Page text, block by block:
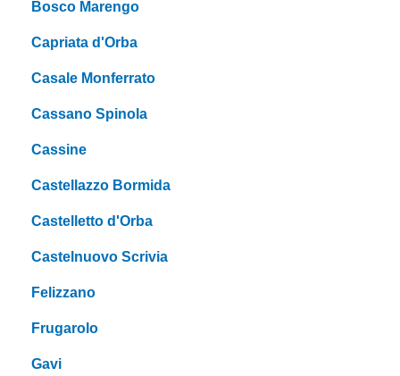
Bosco Marengo
Capriata d'Orba
Casale Monferrato
Cassano Spinola
Cassine
Castellazzo Bormida
Castelletto d'Orba
Castelnuovo Scrivia
Felizzano
Frugarolo
Gavi